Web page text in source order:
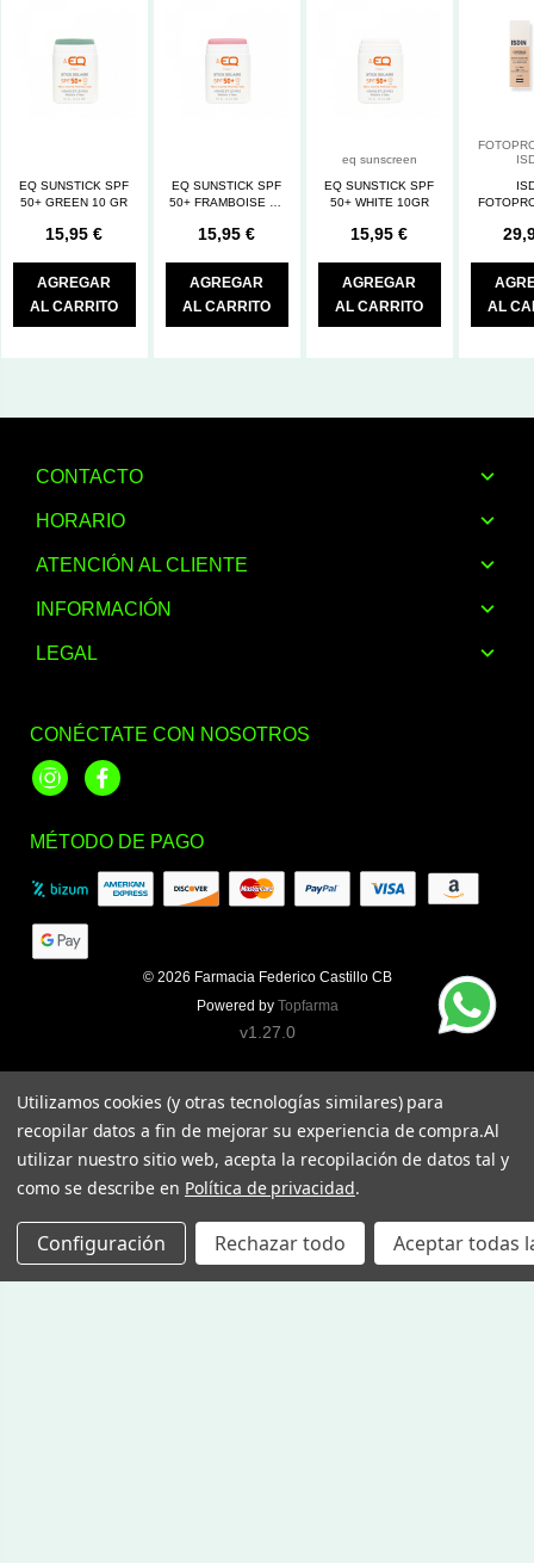
EQ SUNSTICK SPF
50+ GREEN 10 GR
15,95 €
AGREGAR
AL CARRITO
EQ SUNSTICK SPF
50+ FRAMBOISE 10
15,95 €
AGREGAR
AL CARRITO
eq sunscreen
EQ SUNSTICK SPF
50+ WHITE 10GR
15,95 €
AGREGAR
AL CARRITO
COLOR
AL
CONTACTO
HORARIO
ATENCIÓN AL CLIENTE
INFORMACIÓN
LEGAL
CONÉCTATE CON NOSOTROS
InstagramFacebook
MÉTODO DE PAGO
© 2026 Farmacia Federico Castillo CB
Powered by Topfarma
v1.27.0
Utilizamos cookies (y otras tecnologías similares) para
recopilar datos a fin de mejorar su experiencia de compra.Al
utilizar nuestro sitio web, acepta la recopilación de datos tal y
como se describe en Política de privacidad.
Configuración Rechazar todo Aceptar todas